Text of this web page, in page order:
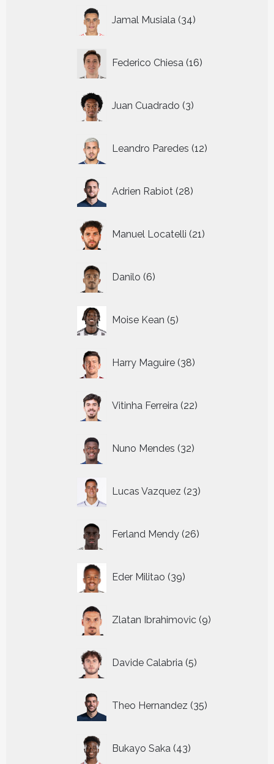
Jamal Musiala 34
producten
Federico Chiesa 16
producten
Juan Cuadrado 3
producten
Leandro Paredes 12
producten
Adrien Rabiot 28
producten
Manuel Locatelli 21
producten
Danilo 6
producten
Moise Kean 5
producten
Harry Maguire 38
producten
Vitinha Ferreira 22
producten
Nuno Mendes 32
producten
Lucas Vazquez 23
producten
Ferland Mendy 26
producten
Eder Militao 39
producten
Zlatan Ibrahimovic 9
producten
Davide Calabria 5
producten
Theo Hernandez 35
producten
Bukayo Saka 43
producten